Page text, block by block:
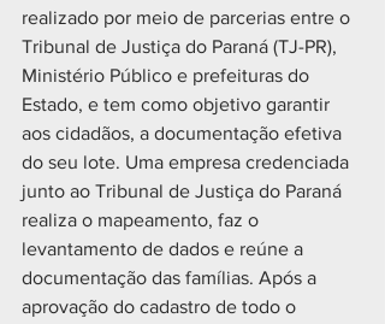
realizado por meio de parcerias entre o
Tribunal de Justiça do Paraná (TJ-PR),
Ministério Público e prefeituras do
Estado, e tem como objetivo garantir
aos cidadãos, a documentação efetiva
do seu lote. Uma empresa credenciada
junto ao Tribunal de Justiça do Paraná
realiza o mapeamento, faz o
levantamento de dados e reúne a
documentação das famílias. Após a
aprovação do cadastro de todo o